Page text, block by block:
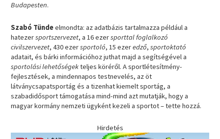
Budapesten.
Szabó Tündeelmondta: az adatbázis tartalmazza például a
hatezersportszervezet, a 16 ezersporttal foglalkozó
civilszervezet, 430 ezersportoló, 15 ezeredző,sportoktató
adatait, és bárki információhoz juthat majd a segítségével a
sportolási lehetőségekteljes köréről. A sportlétesítmény-
fejlesztések, a mindennapos testnevelés, az öt
látványcsapatsportág és a tizenhat kiemelt sportág, a
szabadidősport támogatása mind-mind azt mutatják, hogy a
magyar kormány nemzeti ügyként kezeli a sportot – tette hozzá.
Hirdetés